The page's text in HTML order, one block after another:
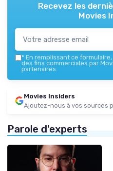
Recevez les
Movies
* En remplissant ce formulaire,
des fins commerciales par
partenaires.
Movies Insiders
Ajoutez-nous à vos sources
Parole d'experts